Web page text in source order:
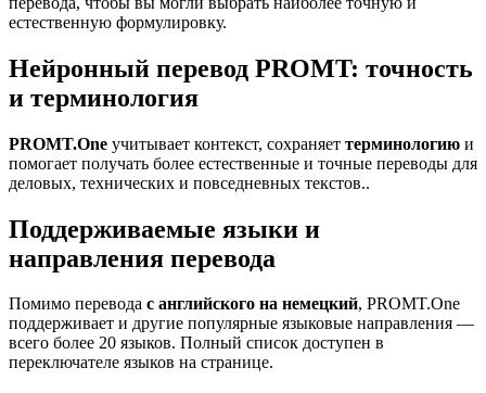
естественную формулировку.
Нейронный перевод PROMT: точность
и терминология
PROMT.One учитывает контекст, сохраняет терминологию и
помогает получать более естественные и точные переводы для
деловых, технических и повседневных текстов..
Поддерживаемые языки и
направления перевода
Помимо перевода с английского на немецкий, PROMT.One
поддерживает и другие популярные языковые направления —
всего более 20 языков. Полный список доступен в
переключателе языков на странице.